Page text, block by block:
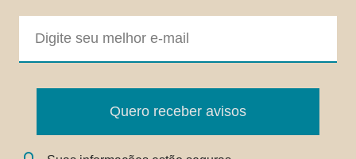
Quero receber avisos